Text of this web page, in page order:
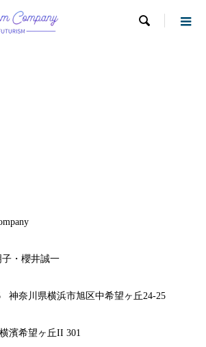

・櫻井誠一
奈川県横浜市旭区中希望ヶ丘24-25
濱希望ヶ丘II 301